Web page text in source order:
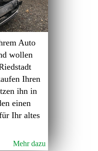
Auto
wollen
Ihren
ihn in
einen
Ihr altes
Mehr dazu